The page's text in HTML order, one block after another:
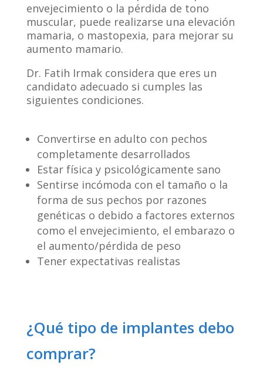
envejecimiento o la pérdida de tono
muscular, puede realizarse una elevación
mamaria, o mastopexia, para mejorar su
aumento mamario.
Dr. Fatih Irmak considera que eres un
candidato adecuado si cumples las
siguientes condiciones.
Convertirse en adulto con pechos
completamente desarrollados
Estar física y psicológicamente sano
Sentirse incómoda con el tamaño o la
forma de sus pechos por razones
genéticas o debido a factores externos
como el envejecimiento, el embarazo o
el aumento/pérdida de peso
Tener expectativas realistas
¿Qué tipo de implantes debo
comprar?